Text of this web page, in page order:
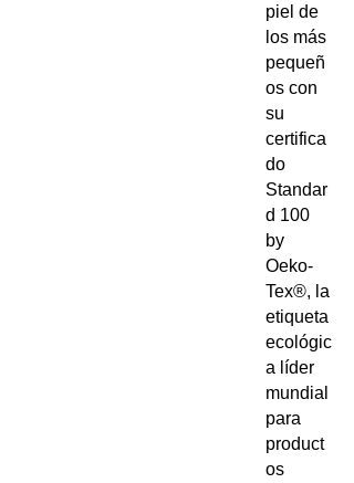
piel de
los más
pequeñ
os con
su
certifica
do
Standar
d 100
by
Oeko-
Tex®, la
etiqueta
ecológic
a líder
mundial
para
product
os